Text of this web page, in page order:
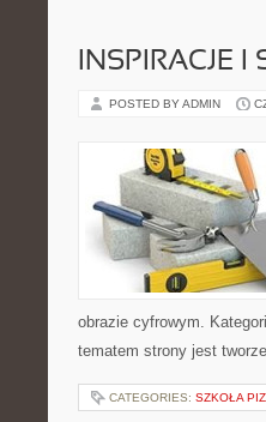
INSPIRACJE I
POSTED BY ADMIN
obrazie cyfrowym.
tematem strony jest
CATEGORIES: SZKOŁA